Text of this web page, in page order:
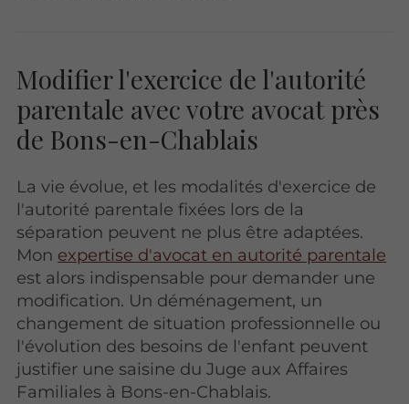
Modifier l'exercice de l'autorité
parentale avec votre avocat près
de Bons-en-Chablais
La vie évolue, et les modalités d'exercice de
l'autorité parentale fixées lors de la
séparation peuvent ne plus être adaptées.
Mon expertise d'avocat en autorité parentale
est alors indispensable pour demander une
modification. Un déménagement, un
changement de situation professionnelle ou
l'évolution des besoins de l'enfant peuvent
justifier une saisine du Juge aux Affaires
Familiales à Bons-en-Chablais.